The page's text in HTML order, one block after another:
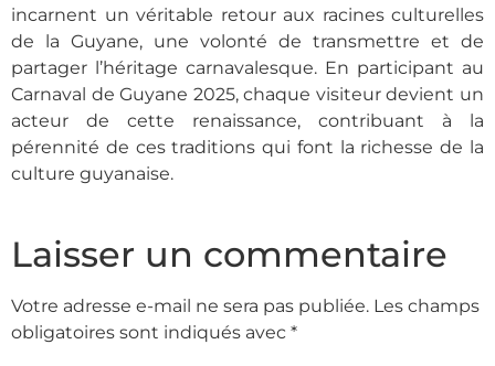
incarnent un véritable retour aux racines culturelles
de la Guyane, une volonté de transmettre et de
partager l’héritage carnavalesque. En participant au
Carnaval de Guyane 2025, chaque visiteur devient un
acteur de cette renaissance, contribuant à la
pérennité de ces traditions qui font la richesse de la
culture guyanaise.
Laisser un commentaire
Votre adresse e-mail ne sera pas publiée. Les champs
obligatoires sont indiqués avec *